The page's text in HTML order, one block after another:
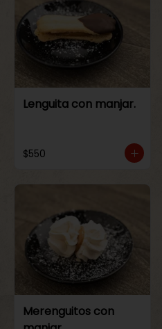
Lenguita con manjar.
$550
Merenguitos con